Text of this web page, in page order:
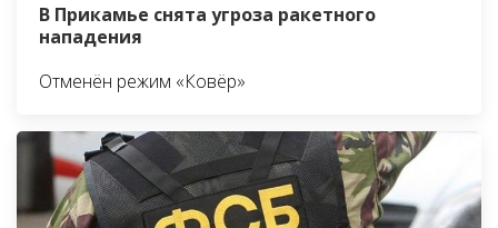
В Прикамье снята угроза ракетного
нападения
Отменён режим «Ковёр»